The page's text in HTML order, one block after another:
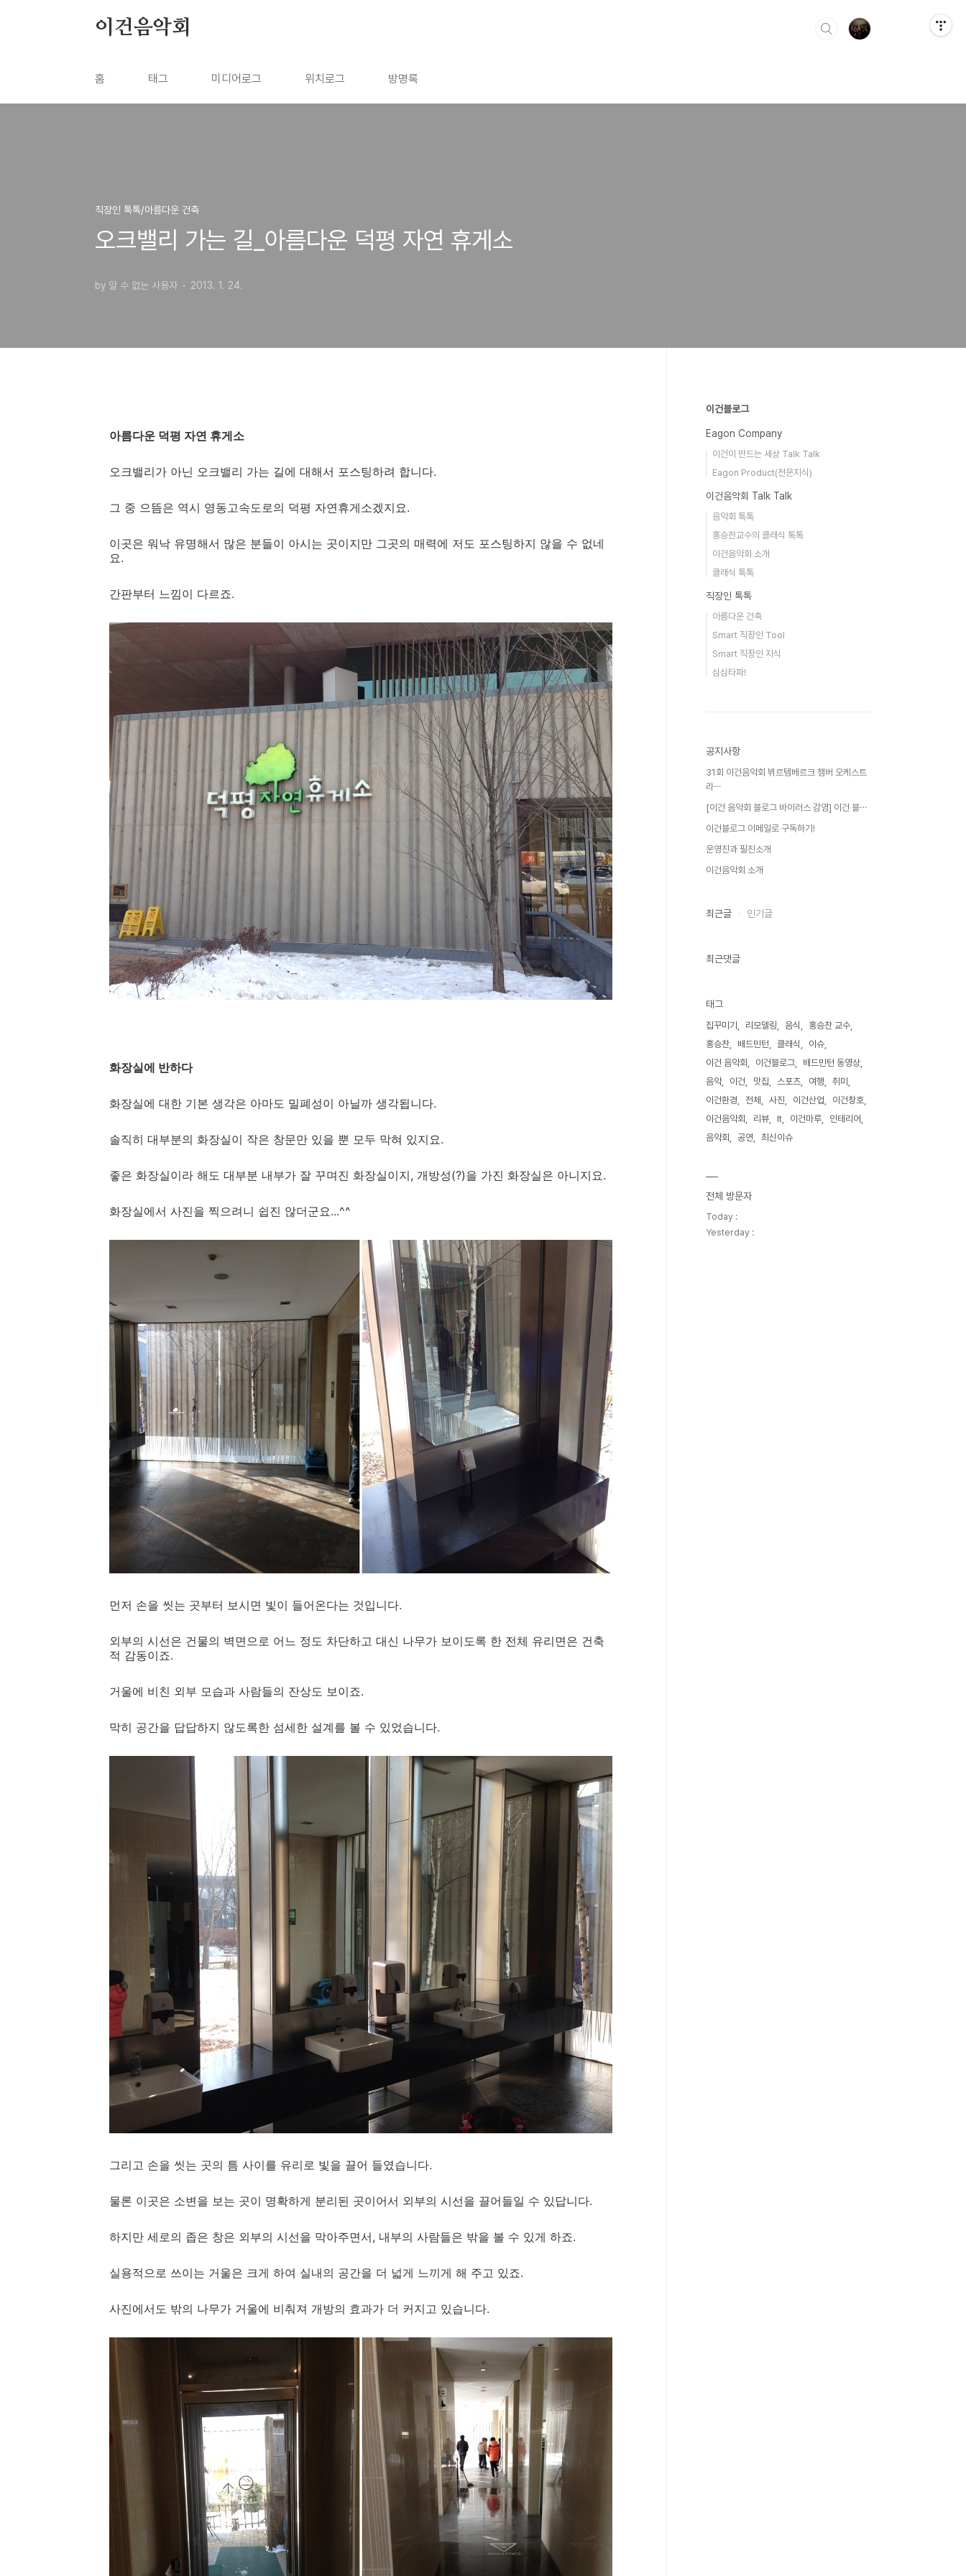
이건음악회
홈 태그 미디어로그 위치로그 방명록
직장인 톡톡/아름다운 건축
오크밸리 가는 길_아름다운 덕평 자연 휴게소
by 알 수 없는 사용자 2013. 1. 24.
아름다운 덕평 자연 휴게소
오크밸리가 아닌 오크밸리 가는 길에 대해서 포스팅하려 합니다.
그 중 으뜸은 역시 영동고속도로의 덕평 자연휴게소겠지요.
이곳은 워낙 유명해서 많은 분들이 아시는 곳이지만 그곳의 매력에 저도 포스팅하지 않을 수 없네
요.
간판부터 느낌이 다르죠.
화장실에 반하다
화장실에 대한 기본 생각은 아마도 밀폐성이 아닐까 생각됩니다.
솔직히 대부분의 화장실이 작은 창문만 있을 뿐 모두 막혀 있지요.
좋은 화장실이라 해도 대부분 내부가 잘 꾸며진 화장실이지, 개방성(?)을 가진 화장실은 아니지요.
화장실에서 사진을 찍으려니 쉽진 않더군요...^^
먼저 손을 씻는 곳부터 보시면 빛이 들어온다는 것입니다.
외부의 시선은 건물의 벽면으로 어느 정도 차단하고 대신 나무가 보이도록 한 전체 유리면은 건축
적 감동이죠.
거울에 비친 외부 모습과 사람들의 잔상도 보이죠.
막히 공간을 답답하지 않도록한 섬세한 설계를 볼 수 있었습니다.
그리고 손을 씻는 곳의 틈 사이를 유리로 빛을 끌어 들였습니다.
물론 이곳은 소변을 보는 곳이 명확하게 분리된 곳이어서 외부의 시선을 끌어들일 수 있답니다.
하지만 세로의 좁은 창은 외부의 시선을 막아주면서, 내부의 사람들은 밖을 볼 수 있게 하죠.
실용적으로 쓰이는 거울은 크게 하여 실내의 공간을 더 넓게 느끼게 해 주고 있죠.
사진에서도 밖의 나무가 거울에 비춰져 개방의 효과가 더 커지고 있습니다.
이건블로그
Eagon Company
이건이 만드는 세상 Talk Talk
Eagon Product(전문지식)
이건음악회 Talk Talk
음악회 톡톡
홍승찬교수의 클래식 톡톡
이건음악회 소개
클래식 톡톡
직장인 톡톡
아름다운 건축
Smart 직장인 Tool
Smart 직장인 지식
심심타파!
공지사항
31회 이건음악회 뷔르템베르크 챔버 오케스트
라⋯
[이건 음악회 블로그 바이러스 감염] 이건 블⋯
이건블로그 이메일로 구독하기!
운영진과 필진소개
이건음악회 소개
최근글 인기글
최근댓글
태그
집꾸미기 리모델링 음식
홍승찬 교수
홍승찬
배드민턴 클래식
이슈
이건 음악회
이건블로그
배드민턴 동영상
음악
이건 맛집 스포츠 여행
취미
이건환경
전체 사진 이건산업
이건창호
이건음악회
리뷰 It 이건마루
인테리어
음악회
공연 최신이슈
전체 방문자
Today :
Yesterday :